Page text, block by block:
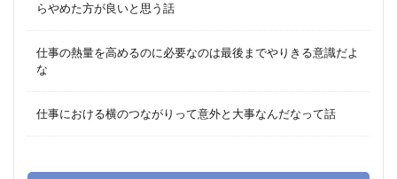
らやめた方が良いと思う話
仕事の熱量を高めるのに必要なのは最後までやりきる意識だよ
な
仕事における横のつながりって意外と大事なんだなって話